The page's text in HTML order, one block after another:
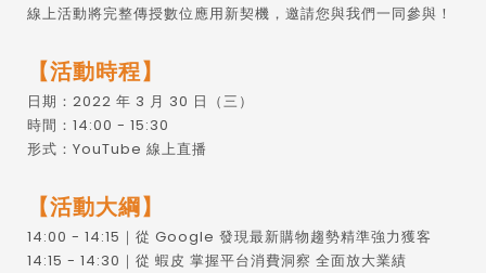
線上活動將完整傳授數位應用新契機，邀請您與我們一同參與！
【活動時程】
日期：2022 年 3 月 30 日（三）
時間：14:00 - 15:30
形式：YouTube 線上直播
【活動大綱】
14:00 - 14:15｜從 Google 發現最新購物趨勢精準強力獲客
14:15 - 14:30｜從 蝦皮 掌握平台消費洞察 全面放大業績